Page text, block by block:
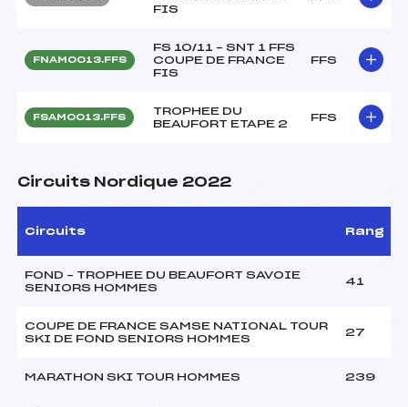
FIS
FNAM0013.FFS
FS 10/11 – SNT 1 FFS
COUPE DE FRANCE
FIS
FFS
FSAM0013.FFS
TROPHEE DU
BEAUFORT ETAPE 2
FFS
Circuits Nordique 2022
Circuits Rang
FOND – TROPHEE DU BEAUFORT SAVOIE
SENIORS HOMMES
41
COUPE DE FRANCE SAMSE NATIONAL TOUR
SKI DE FOND SENIORS HOMMES
27
MARATHON SKI TOUR HOMMES 239